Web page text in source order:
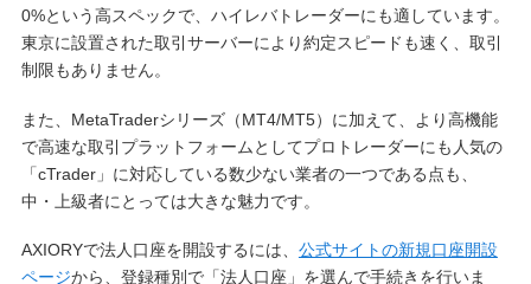
0%という高スペックで、ハイレバトレーダーにも適しています。
東京に設置された取引サーバーにより約定スピードも速く、取引
制限もありません。
また、MetaTraderシリーズ（MT4/MT5）に加えて、より高機能
で高速な取引プラットフォームとしてプロトレーダーにも人気の
「cTrader」に対応している数少ない業者の一つである点も、
中・上級者にとっては大きな魅力です。
AXIORYで法人口座を開設するには、 公式サイトの新規口座開設
ページから、登録種別で「法人口座」を選んで手続きを行いま